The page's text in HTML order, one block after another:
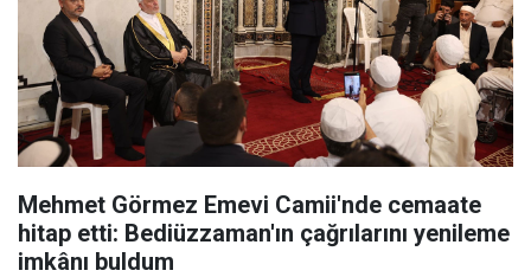
Mehmet Görmez Emevi Camii'nde cemaate
hitap etti: Bediüzzaman'ın çağrılarını yenileme
imkânı buldum